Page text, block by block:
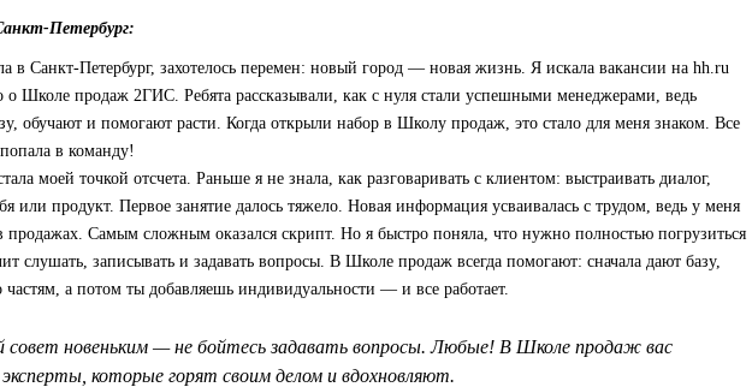
Петербург:
в Санкт-Петербург, захотелось перемен: новый город — новая жизнь. Я искала вакансии на hh.ru
о Школе продаж 2ГИС. Ребята рассказывали, как с нуля стали успешными менеджерами, ведь
обучают и помогают расти. Когда открыли набор в Школу продаж, это стало для меня знаком. Все
в команду!
моей точкой отсчета. Раньше я не знала, как разговаривать с клиентом: выстраивать диалог,
или продукт. Первое занятие далось тяжело. Новая информация усваивалась с трудом, ведь у меня
продажах. Самым сложным оказался скрипт. Но я быстро поняла, что нужно полностью погрузиться
слушать, записывать и задавать вопросы. В Школе продаж всегда помогают: сначала дают базу,
частям, а потом ты добавляешь индивидуальности — и все работает.
совет новеньким — не бойтесь задавать вопросы. Любые! В Школе продаж вас
которые горят своим делом и вдохновляют.